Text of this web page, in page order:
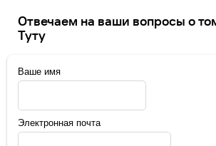
Отвечаем на ваши вопросы о
Туту
Ваше имя
Электронная почта